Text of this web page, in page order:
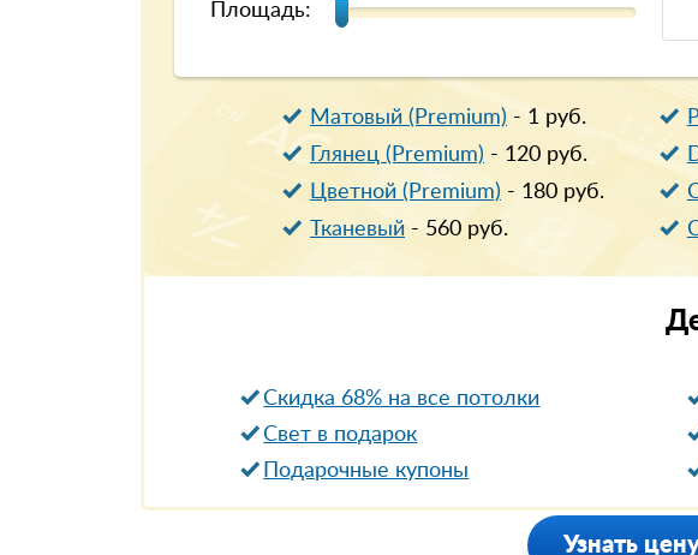
Площадь:
Матовый (Premium) - 1руб.
Глянец (Premium) - 120руб.
Цветной (Premium) - 180руб.
Тканевый- 560руб.
Скидка 68% на все потолки
Свет в подарок
Подарочные купоны
Узнать